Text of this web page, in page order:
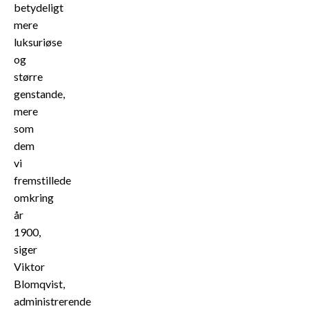
betydeligt
mere
luksuriøse
og
større
genstande,
mere
som
dem
vi
fremstillede
omkring
år
1900,
siger
Viktor
Blomqvist,
administrerende